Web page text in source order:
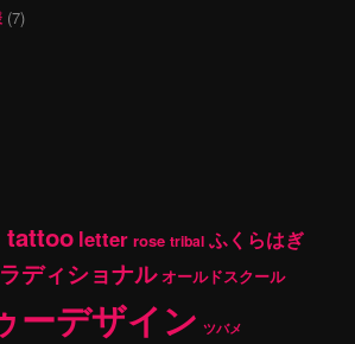
(7)
letter rose tribal ふくらはぎ
ディショナル オールドスクール
ーデザイン ツバメ